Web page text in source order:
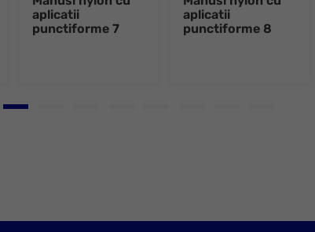
aplicatii
punctiforme 7
aplicatii
punctiforme 8
Go to slide 1